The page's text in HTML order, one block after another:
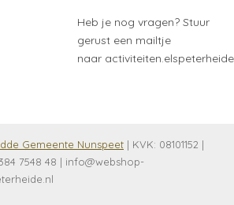
Heb je nog vragen? Stuur
gerust een mailtje
naar
Gemeente Nunspeet | KVK: 08101152 |
7548 48 | info@webshop-